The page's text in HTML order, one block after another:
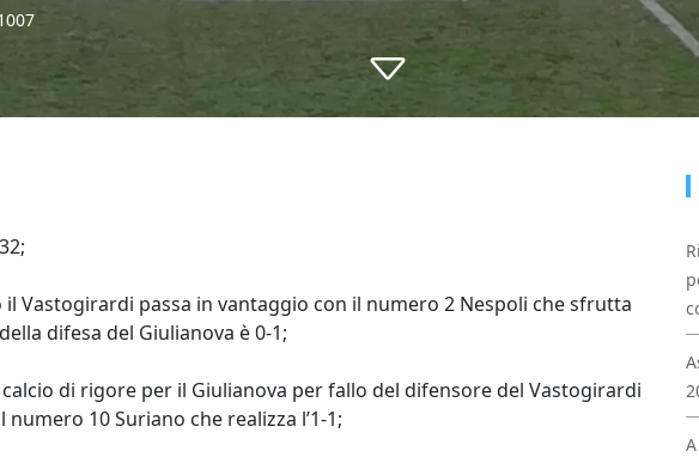
Vastogirardi passa in vantaggio con il numero 2 Nespoli che sfrutta
difesa del Giulianova è 0-1;
di rigore per il Giulianova per fallo del difensore del Vastogirardi
10 Suriano che realizza l’1-1;